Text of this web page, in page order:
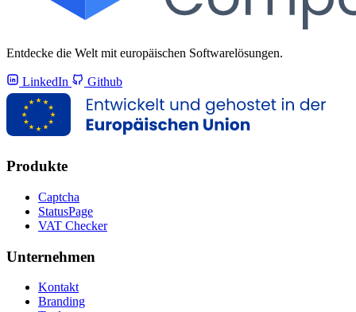
Entdecke die Welt mit europäischen Softwarelösungen.
LinkedIn Github
Produkte
Captcha
StatusPage
VAT Checker
Unternehmen
Kontakt
Branding